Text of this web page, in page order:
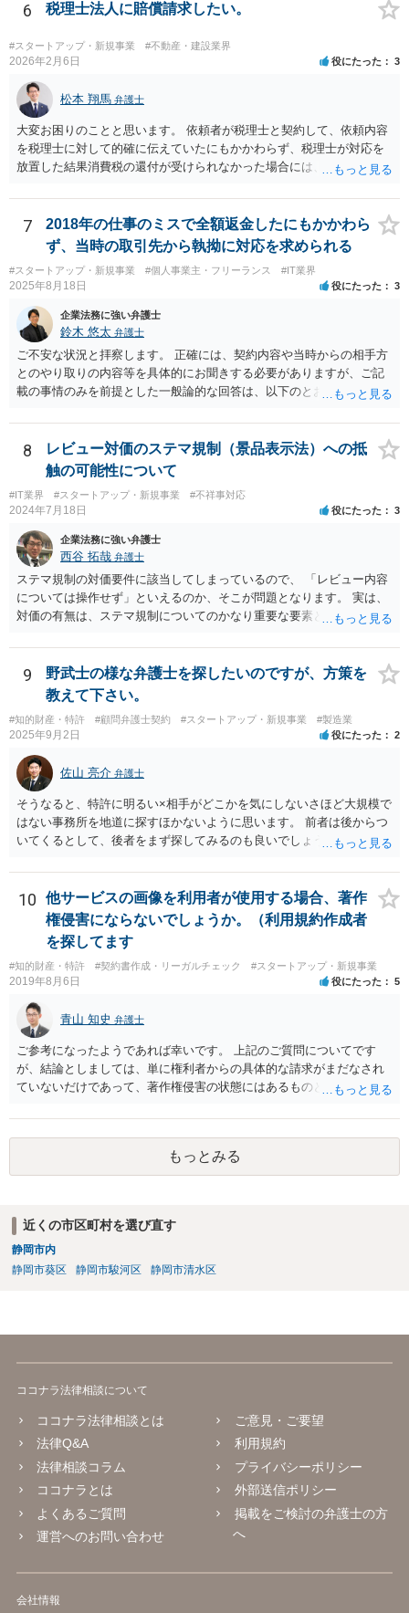
6 税理士法人に賠償請求したい。
#スタートアップ・新規事業 #不動産・建設業界
2026年2月6日 役にたった 3
松本 翔馬 弁護士
大変お困りのことと思います。 依頼者が税理士と契約して、依頼内容
を税理士に対して的確に伝えていたにもかかわらず、税理士が対応を
放置した結果消費税の還付が受けられなかった場合には、賠償請求で
あるか否かという問題 ②税理士本人が税務業務をしていなかったとい
う税理士職務の妥当性の問題 ③クライアントが誤って簡易課税届出書
を提出していたところ、税理士が課税方式の確認をしなかった問題 と
いう課題があります。 ①については、 税理士が責任を持つのは契約に
明記された委任事務に限定されるのが原則です。 サービスとして委任
事務外の税務相談に応じた結果、その責任を負う場合もゼロではあり
ませんが、責任追及するハードルはかなり上がります。 ②について
は、 実際上、税理士事務所では事務員が顧客対応することが多いと聞
きます。 そのため、メールに税理士が参加していないことや直接面談
していないことをもって賠償請求の理由とすることは現実問題として
は難しい可能性があります。 ③については、 税理士が、契約上の委任
事務外の税務相談をサービスで実施していた場合は、税理士側から積
極的に課税方式を確認しなければならないという程度の注意義務は認
められにくいのではないかと思います。 もっとも、顧問契約締結当初
から本件法人設立の相談についても依頼しており委任事務に含まれて
いたと主張できる事情がある場合には、上記より幾分有利に進められ
るかと思います。 より詳細な検討は、個別に法律事務所に問い合わせ
て法律相談されるとよいでしょう。
7
2018年の仕事のミスで全額返金したにもかかわら
ず、当時の取引先から執拗に対応を求められる
#スタートアップ・新規事業 #個人事業主・フリーランス #IT業界
2025年8月18日 役にたった 3
企業法務に強い弁護士
鈴木 悠太 弁護士
ご不安な状況と拝察します。 正確には、契約内容や当時からの相手方
とのやり取りの内容等を具体的にお聞きする必要がありますが、ご記
載の事情のみを前提とした一般論的な回答は、以下のとおりです。 ①
前の商事消滅時効、不法行為消滅時効）にかかっている可能性が高い
です。 ②相手方の報告要求については、法的には従う義務はないでし
ょう。 ③すでに対応は完了しており、もし相手方から今後具体的な法
的請求ないし措置がなされれば改めて検討するという方針でもよいよ
うに思われます。
8
レビュー対価のステマ規制（景品表示法）への抵
触の可能性について
#IT業界 #スタートアップ・新規事業 #不祥事対応
2024年7月18日 役にたった 3
企業法務に強い弁護士
西谷 拓哉 弁護士
ステマ規制の対価要件に該当してしまっているので、 「レビュー内容
については操作せず」といえるのか、そこが問題となります。 実は、
対価の有無は、ステマ規制についてのかなり重要な要素となります。
とを条件に割り引くサービスを提供していたケースですが、 明示的に
高評価と指示していなくても、全件報酬を支払うことを約してレビュ
ーをさせるということになれば、結局はそれはレビュー内容について
事業者が関与していると評価され「事業者による表示（広告）」と判
断される余地は残るといえるでしょう。 あくまで、自身の嗜好に基づ
く、自主的なレビューでなければステマ規制にひっかかる可能性があ
るのです。 ※消費者庁のステマ規制の運用ガイドラインであるhttps://
www.caa.go.jp/policies/policy/representation/fair_labeling/guideline/ass
ets/representation_cms216_230328_03.pdf の５頁（イ）、２（１）参
照
9
野武士の様な弁護士を探したいのですが、方策を
教えて下さい。
#知的財産・特許 #顧問弁護士契約 #スタートアップ・新規事業 #製造業
2025年9月2日 役にたった 2
佐山 亮介 弁護士
そうなると、特許に明るい×相手がどこかを気にしないさほど大規模で
はない事務所を地道に探すほかないように思います。 前者は後からつ
いてくるとして、後者をまず探してみるのも良いでしょう。
10
他サービスの画像を利用者が使用する場合、著作
権侵害にならないでしょうか。（利用規約作成者
を探してます
#知的財産・特許 #契約書作成・リーガルチェック #スタートアップ・新規事業
2019年8月6日 役にたった 5
青山 知史 弁護士
ご参考になったようであれば幸いです。 上記のご質問についてです
が、結論としましては、単に権利者からの具体的な請求がまだなされ
ていないだけであって、著作権侵害の状態にはあるものと思慮いたし
ンテンツの投稿については、適法か否かも含め、投稿者で自己責任で
行うものとし、サイトとしては責任を持たない旨の規定がなされてい
ることがあります。 利用者も多いため、サイトとして投稿画像等のチ
ェックは行えないことから、自己責任で判断して行動するように求め
おいて事前チェックがなされるわけではないため、著作権侵害となる
ような画像もそのまま投稿されてしまい、結果として、権利者から削
除や損害賠償等の請求がなされるまで、事実上、その投稿状態が残っ
たままになっているものと思われます。 こうした無断転載の件数は多
ありません。 そのため、著作権者が、本人の特定や具体的な請求に動
を問われることになり、結果として、賠償等をしなければならない事
態にもなります。 このように、ECサイト等における画像転載等は、適
法な状態とは必ずしも言い難く、権利者の行動次第では責任が生じか
ねないものですので、やはりこうした無断転載は控えた方が安全かと
思慮いたします。
もっとみる
近くの市区町村を選び直す
静岡市内
静岡市葵区
静岡市駿河区 静岡市清水区
ココナラ法律相談について
ココナラ法律相談とは
法律Q&A
法律相談コラム
ココナラとは
よくあるご質問
運営へのお問い合わせ
ご意見・ご要望
利用規約
プライバシーポリシー
外部送信ポリシー
掲載をご検討の弁護士の方
へ
会社情報